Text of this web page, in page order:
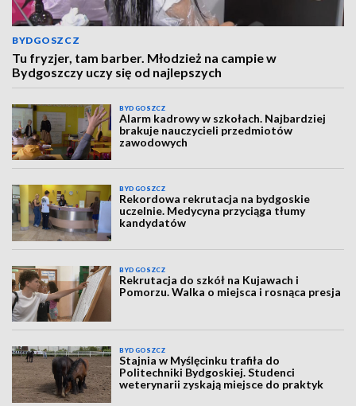
BYDGOSZCZ
Tu fryzjer, tam barber. Młodzież na campie w
Bydgoszczy uczy się od najlepszych
BYDGOSZCZ
Alarm kadrowy w szkołach. Najbardziej
brakuje nauczycieli przedmiotów
zawodowych
BYDGOSZCZ
Rekordowa rekrutacja na bydgoskie
uczelnie. Medycyna przyciąga tłumy
kandydatów
BYDGOSZCZ
Rekrutacja do szkół na Kujawach i
Pomorzu. Walka o miejsca i rosnąca presja
BYDGOSZCZ
Stajnia w Myślęcinku trafiła do
Politechniki Bydgoskiej. Studenci
weterynarii zyskają miejsce do praktyk